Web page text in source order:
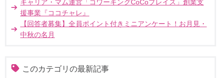
キャリア・マム運営「コワーキングCoCoプレイス」創業支
援事業『ココチャレ』
【回答者募集】全員ポイント付きミニアンケート！お月見・
中秋の名月
このカテゴリの最新記事